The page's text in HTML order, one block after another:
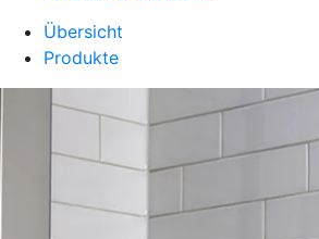
Übersicht
Produkte